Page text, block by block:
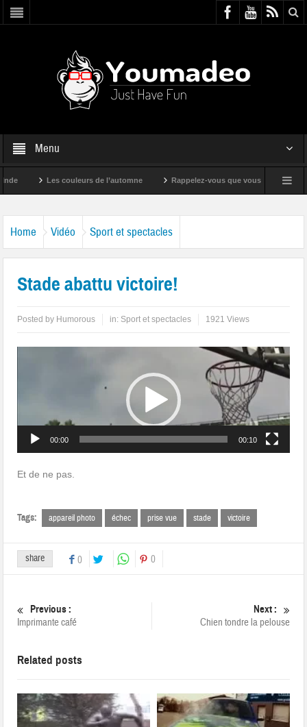
Menu
Les couleurs de l’automne Rappelez-vous que vous êtes super !
Home Vidéo Sport et spectacles
Stade abattu victoire!
Posted by Humorous in: Sport et spectacles 1921 Views
00:00 00:10
Et de ne pas.
Tags: appareil photo échec prise vue stade victoire
share 0 0
Previous :
Imprimante café
Next :
Chien tondre la pelouse
Related posts